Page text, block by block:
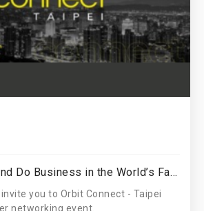
How to Invest and Do Business in the World’s Fastest Growing Market
you to Orbit Connect - Taipei
networking event.